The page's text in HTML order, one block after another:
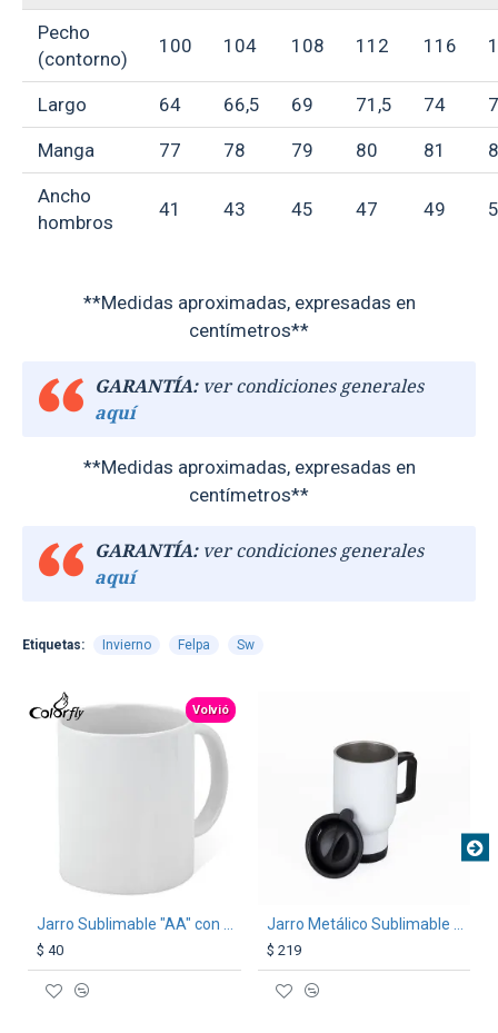
Pecho
(contorno)
100 104 108 112 116
Largo 64 66,5 69 71,5 74
Manga 77 78 79 80 81
Ancho
hombros
41 43 45 47 49
**Medidas aproximadas, expresadas en
centímetros**
GARANTÍA:ver condiciones generales
aquí
**Medidas aproximadas, expresadas en
centímetros**
GARANTÍA:ver condiciones generales
aquí
Etiquetas: Invierno Felpa Sw
TEXTTRANSPARENTE
Volvió
$ 40 $ 219